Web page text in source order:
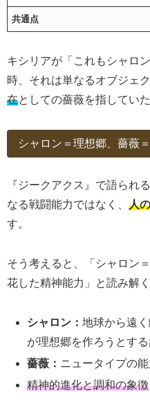
共通点
キシリアが「これもシャロ
時、それは単なるオブジェ
在としての薔薇を指してい
シャロン＝理想郷、薔薇
『ジークアクス』で語られ
なる戦闘能力ではなく、 人
す。
そう考えると、「シャロン
花した精神能力」と読み解
シャロン：地球から遠
が理想郷を作ろうとす
薔薇： ニュータイプの
精神的進化と調和の象徴